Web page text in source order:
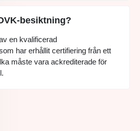
besiktning?
en kvalificerad
har erhållit certifiering från ett
måste vara ackrediterade för